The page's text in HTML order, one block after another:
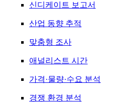
신디케이트 보고서
산업 동향 추적
맞춤형 조사
애널리스트 시간
가격·물량·수요 분석
경쟁 환경 분석